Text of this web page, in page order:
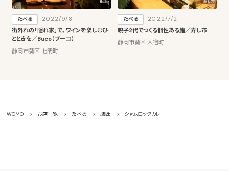
たべる
2022/9/8
街外れの「隠れ家」で、ワインを楽しむひ
とときを／Buco（ブーコ）
静岡市葵区 七間町
たべる
2022/7/2
親子2代でつくる個性ある鮨／寿し市
静岡市葵区 人宿町
WOMO お店一覧 たべる 鷹匠 シャムロックカレー